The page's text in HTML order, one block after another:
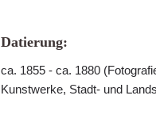
Datierung:
ca. 1855 - ca. 1880
Kunstwerke, Stadt- und